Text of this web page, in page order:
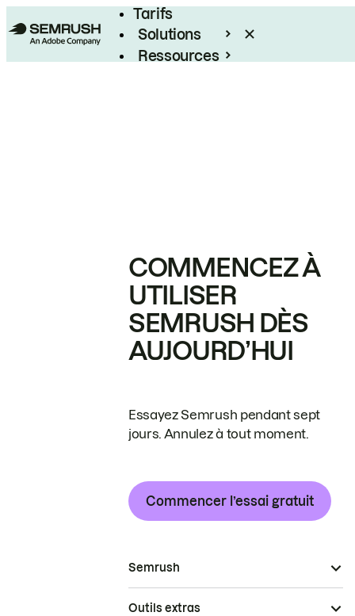
Tarifs
Solutions
Ressources
COMMENCEZ À
UTILISER
SEMRUSH DÈS
AUJOURD’HUI
Essayez Semrush pendant sept
jours. Annulez à tout moment.
Commencer l’essai gratuit
Semrush
Outils extras